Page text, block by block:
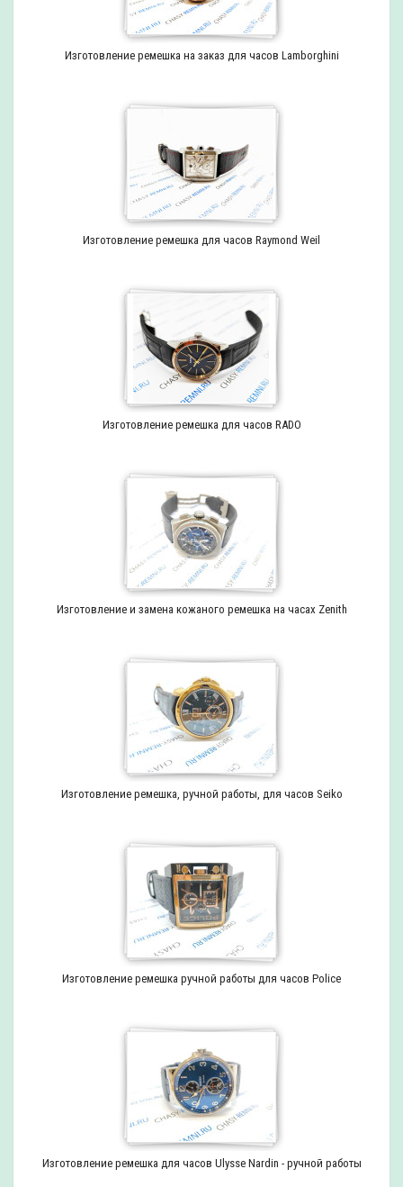
Изготовление ремешка на заказ для часов Lamborghini
Изготовление ремешка для часов Raymond Weil
Изготовление ремешка для часов RADO
Изготовление и замена кожаного ремешка на часах Zenith
Изготовление ремешка, ручной работы, для часов Seiko
Изготовление ремешка ручной работы для часов Police
Изготовление ремешка для часов Ulysse Nardin - ручной работы